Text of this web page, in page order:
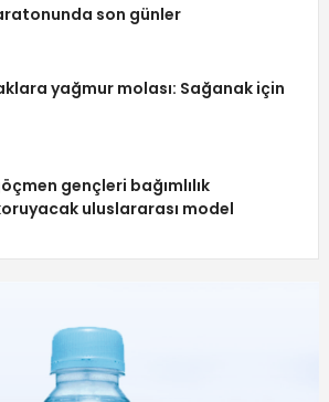
son günler
yağmur molası: Sağanak için
gençleri bağımlılık
uluslararası model